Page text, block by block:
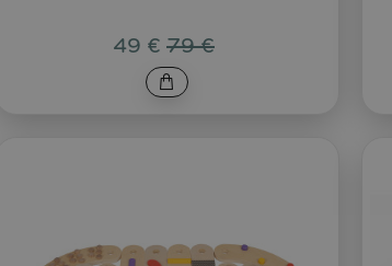
49 € 79 €